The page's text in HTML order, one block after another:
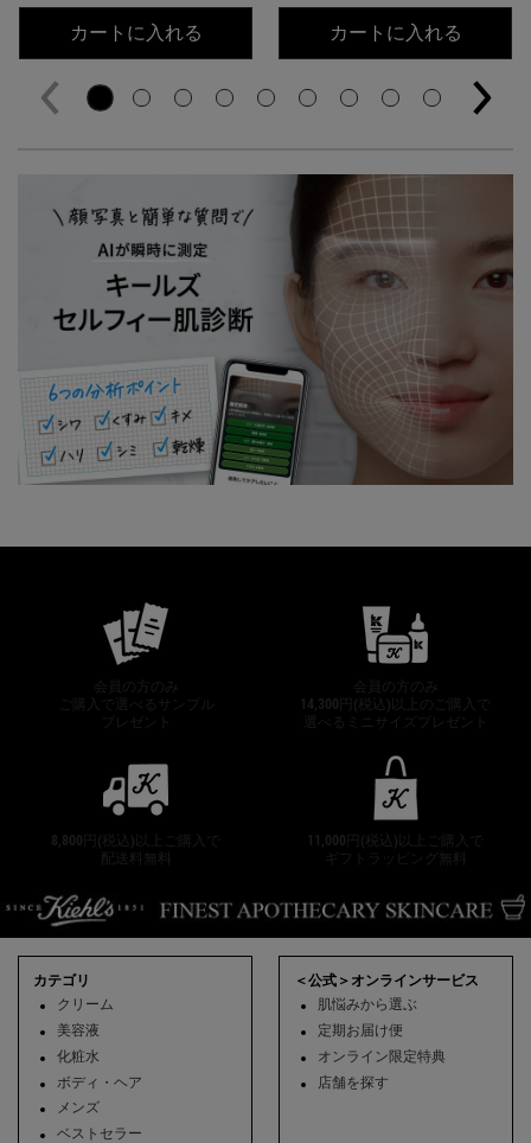
カートに入れる キールズ DS クリアリーブライト エ
カートに入れる
会員の方のみ
ご購入で選べるサンプル
会員の方のみ
14,300円(税込)以上のご購入で
選べるミニサイズプレゼント
8,800円(税込)以上ご購入で
11,000円(税込)以上ご購入で
カテゴリ
クリーム
美容液
化粧水
ボディ・ヘア
メンズ
ベストセラー
＜公式＞オンラインサービス
肌悩みから選ぶ
定期お届け便
オンライン限定特典
店舗を探す